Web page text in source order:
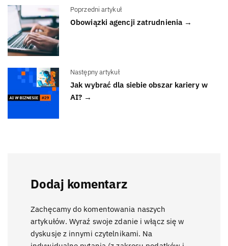
Poprzedni artykuł
Obowiązki agencji zatrudnienia →
Następny artykuł
Jak wybrać dla siebie obszar kariery w
AI? →
Dodaj komentarz
Zachęcamy do komentowania naszych
artykułów. Wyraź swoje zdanie i włącz się w
dyskusje z innymi czytelnikami. Na